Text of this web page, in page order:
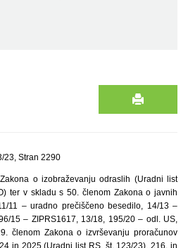
23, Stran 2290
o izobraževanju odraslih (Uradni list
ter v skladu s 50. členom Zakona o javnih
11 – uradno prečiščeno besedilo, 14/13 –
15 – ZIPRS1617, 13/18, 195/20 – odl. US,
členom Zakona o izvrševanju proračunov
in 2025 (Uradni list RS, št. 123/23), 216. in